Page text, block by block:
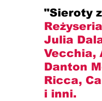
"Sieroty
Julia
Vecchia,
Danton
Ricca,
i inni.